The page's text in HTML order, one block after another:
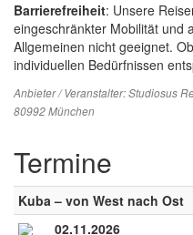
Barrierefreiheit: Unsere
eingeschränkter Mobilität und
Allgemeinen nicht geeignet.
individuellen Bedürfnissen
Anbieter / Veranstalter:Studiosus
80992 München
Termine
Kuba – von West nach Ost
02.11.2026